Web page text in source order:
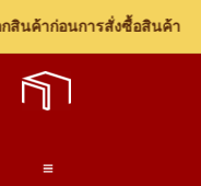
นค้าก่อนการสั่งซื้อสินค้า